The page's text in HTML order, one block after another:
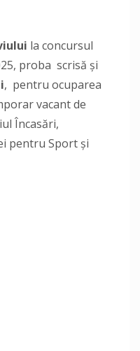
la concursul
proba scrisă și
, pentru ocuparea
vacant de
Încasări,
pentru Sport și